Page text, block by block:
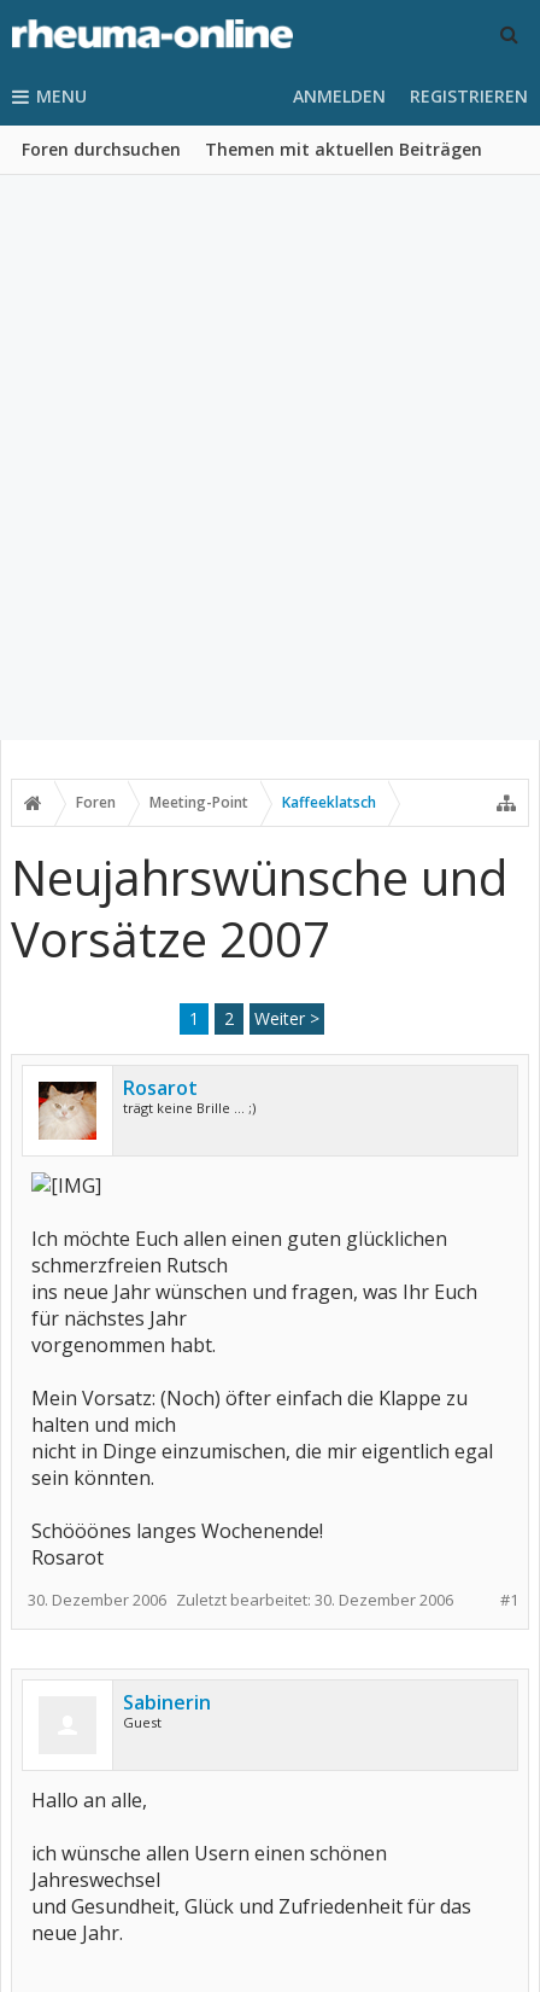
MENU
Foren durchsuchen Themen mit aktuellen Beiträgen
ANMELDEN REGISTRIEREN
Foren Meeting-Point Kaffeeklatsch
Neujahrswünsche und
Vorsätze 2007
1 2 Weiter >
Rosarot
trägt keine Brille ... ;)
Ich möchte Euch allen einen guten glücklichen
schmerzfreien Rutsch
ins neue Jahr wünschen und fragen, was Ihr Euch
für nächstes Jahr
vorgenommen habt.
Mein Vorsatz: (Noch) öfter einfach die Klappe zu
halten und mich
nicht in Dinge einzumischen, die mir eigentlich egal
sein könnten.
Schööönes langes Wochenende!
Rosarot
#1
30. Dezember 2006 Zuletzt bearbeitet: 30. Dezember 2006
Sabinerin
Guest
Hallo an alle,
ich wünsche allen Usern einen schönen
Jahreswechsel
und Gesundheit, Glück und Zufriedenheit für das
neue Jahr.